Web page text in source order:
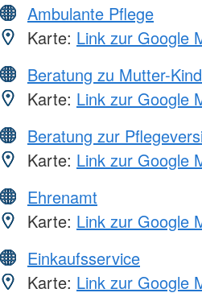
Ambulante Pflege
Karte: Link zur Google
Beratung zu Mutter-
Karte: Link zur Google
Beratung zur
Karte: Link zur Google
Ehrenamt
Karte: Link zur Google
Einkaufsservice
Karte: Link zur Google